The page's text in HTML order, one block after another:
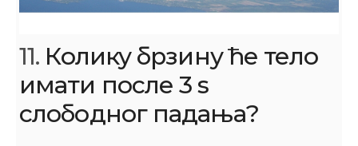
11. Колику брзину ће тело
имати после 3 s
слободног падања?